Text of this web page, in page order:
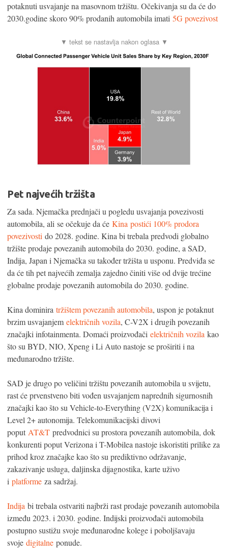
potaknuti usvajanje na masovnom tržištu. Očekivanja su da će do
2030.godine skoro 90% prodanih automobila imati 5G povezivost
Pet najvećih tržišta
Za sada. Njemačka prednjači u pogledu usvajanja povezivosti
automobila, ali se očekuje da će Kina postići 100% prodora
povezivosti do 2028. godine. Kina bi trebala predvodi globalno
tržište prodaje povezanih automobila do 2030. godine, a SAD,
Indija, Japan i Njemačka su također tržišta u usponu. Predviđa se
da će tih pet najvećih zemalja zajedno činiti više od dvije trećine
globalne prodaje povezanih automobila do 2030. godine.
Kina dominira tržištem povezanih automobila, uspon je potaknut
brzim usvajanjem električnih vozila, C-V2X i drugih povezanih
značajki infotainmenta. Domaći proizvođači električnih vozila kao
što su BYD, NIO, Xpeng i Li Auto nastoje se proširiti i na
međunarodno tržište.
SAD je drugo po veličini tržištu povezanih automobila u svijetu,
rast će prvenstveno biti vođen usvajanjem naprednih sigurnosnih
značajki kao što su Vehicle-to-Everything (V2X) komunikacija i
Level 2+ autonomija. Telekomunikacijski divovi
poput AT&T predvodnici su prostora povezanih automobila, dok
konkurenti poput Verizona i T-Mobilea nastoje iskoristiti prilike za
prihod kroz značajke kao što su prediktivno održavanje,
zakazivanje usluga, daljinska dijagnostika, karte uživo
i platforme za sadržaj.
Indija bi trebala ostvariti najbrži rast prodaje povezanih automobila
između 2023. i 2030. godine. Indijski proizvođači automobila
postupno sustižu svoje međunarodne kolege i poboljšavaju
svoje digitalne ponude.